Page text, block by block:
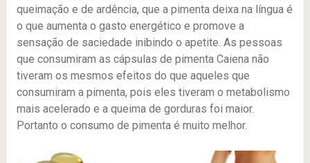
queimação e de ardência, que a pimenta deixa na língua é
o que aumenta o gasto energético e promove a
sensação de saciedade inibindo o apetite. As pessoas
que consumiram as cápsulas de pimenta Caiena não
tiveram os mesmos efeitos do que aqueles que
consumiram a pimenta, pois eles tiveram o metabolismo
mais acelerado e a queima de gorduras foi maior.
Portanto o consumo de pimenta é muito melhor.